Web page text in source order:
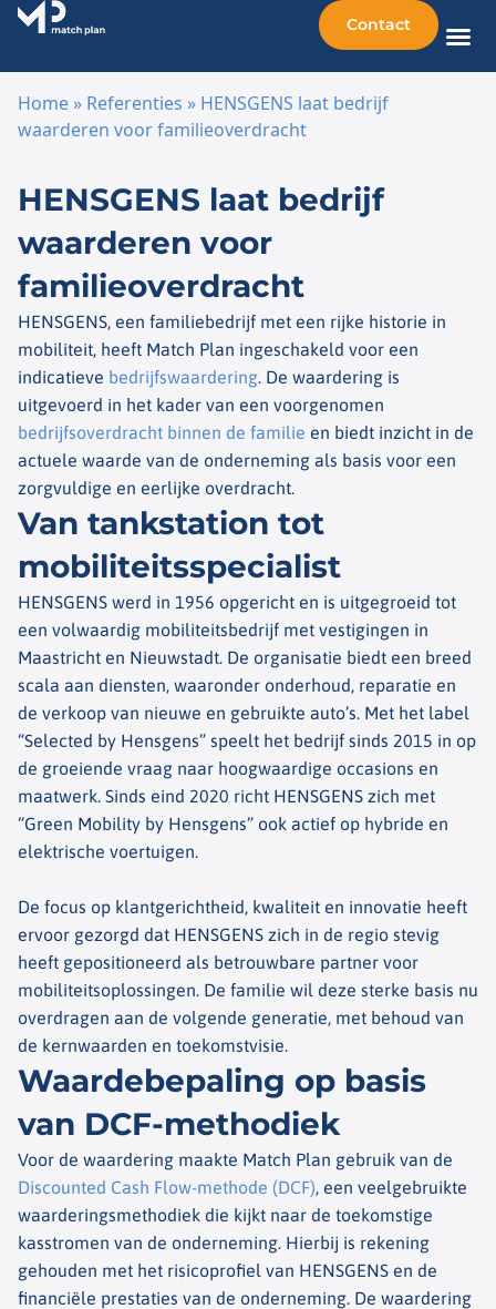
Contact
Home » Referenties » HENSGENS laat bedrijf
waarderen voor familieoverdracht
HENSGENS laat bedrijf
waarderen voor
familieoverdracht
HENSGENS, een familiebedrijf met een rijke historie in
mobiliteit, heeft Match Plan ingeschakeld voor een
indicatieve bedrijfswaardering. De waardering is
uitgevoerd in het kader van een voorgenomen
bedrijfsoverdracht binnen de familie en biedt inzicht in de
actuele waarde van de onderneming als basis voor een
zorgvuldige en eerlijke overdracht.
Van tankstation tot
mobiliteitsspecialist
HENSGENS werd in 1956 opgericht en is uitgegroeid tot
een volwaardig mobiliteitsbedrijf met vestigingen in
Maastricht en Nieuwstadt. De organisatie biedt een breed
scala aan diensten, waaronder onderhoud, reparatie en
de verkoop van nieuwe en gebruikte auto’s. Met het label
“Selected by Hensgens” speelt het bedrijf sinds 2015 in op
de groeiende vraag naar hoogwaardige occasions en
maatwerk. Sinds eind 2020 richt HENSGENS zich met
“Green Mobility by Hensgens” ook actief op hybride en
elektrische voertuigen.
De focus op klantgerichtheid, kwaliteit en innovatie heeft
ervoor gezorgd dat HENSGENS zich in de regio stevig
heeft gepositioneerd als betrouwbare partner voor
mobiliteitsoplossingen. De familie wil deze sterke basis nu
overdragen aan de volgende generatie, met behoud van
de kernwaarden en toekomstvisie.
Waardebepaling op basis
van DCF-methodiek
Voor de waardering maakte Match Plan gebruik van de
Discounted Cash Flow-methode (DCF), een veelgebruikte
waarderingsmethodiek die kijkt naar de toekomstige
kasstromen van de onderneming. Hierbij is rekening
gehouden met het risicoprofiel van HENSGENS en de
financiële prestaties van de onderneming. De waardering